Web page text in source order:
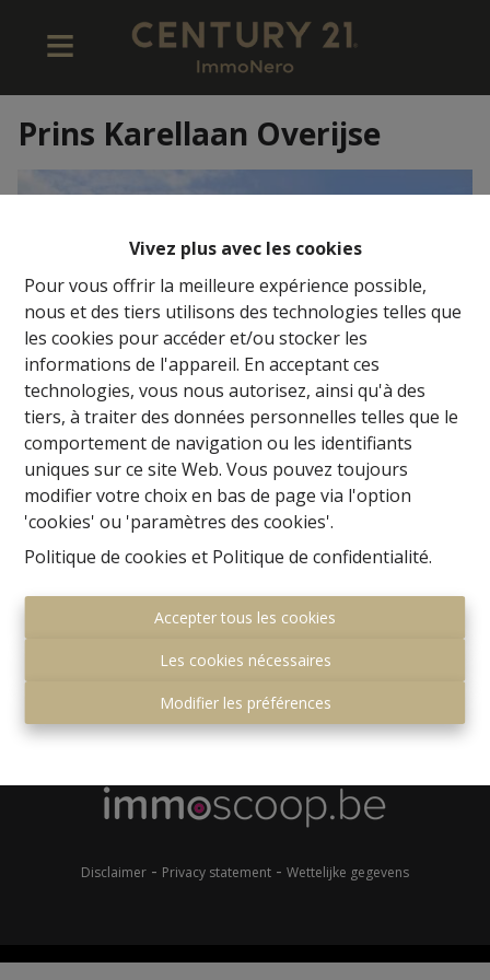
Vivez plus avec les cookies
Pour vous offrir la meilleure expérience possible,
nous et des tiers utilisons des technologies telles que
les cookies pour accéder et/ou stocker les
informations de l'appareil. En acceptant ces
technologies, vous nous autorisez, ainsi qu'à des
tiers, à traiter des données personnelles telles que le
comportement de navigation ou les identifiants
uniques sur ce site Web. Vous pouvez toujours
modifier votre choix en bas de page via l'option
'cookies' ou 'paramètres des cookies'.
Politique de cookies et Politique de confidentialité.
Accepter tous les cookies
Les cookies nécessaires
Modifier les préférences
Prins Karellaan Overijse
Gemeenteplein 7
1560 Hoeilaart
+32 (0)2 657 36 99
Disclaimer - Privacy statement - Wettelijke gegevens